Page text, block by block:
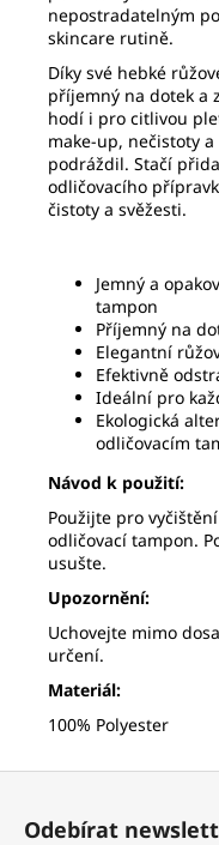
nepostradatelným
skincare rutině.
Díky své hebké
příjemný na dotek a
hodí i pro citlivou
make-up, nečistoty
podráždil. Stačí
odličovacího
čistoty a svěžesti.
Jemný a
tampon
Příjemný na
Elegantní
Efektivně
Ideální pro
Ekologická
odličovacím
Návod k použití:
Použijte pro
odličovací tampon.
usušte.
Upozornění:
Uchovejte mimo
určení.
Materiál:
100% Polyester
VÁLEČEK
NA
(JADEIT)
789
Z
Odebírat